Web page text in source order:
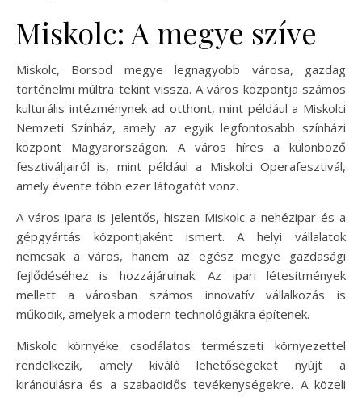
Miskolc: A megye szíve
Miskolc, Borsod megye legnagyobb városa, gazdag
történelmi múltra tekint vissza. A város központja számos
kulturális intézménynek ad otthont, mint például a Miskolci
Nemzeti Színház, amely az egyik legfontosabb színházi
központ Magyarországon. A város híres a különböző
fesztiváljairól is, mint például a Miskolci Operafesztivál,
amely évente több ezer látogatót vonz.
A város ipara is jelentős, hiszen Miskolc a nehézipar és a
gépgyártás központjaként ismert. A helyi vállalatok
nemcsak a város, hanem az egész megye gazdasági
fejlődéséhez is hozzájárulnak. Az ipari létesítmények
mellett a városban számos innovatív vállalkozás is
működik, amelyek a modern technológiákra építenek.
Miskolc környéke csodálatos természeti környezettel
rendelkezik, amely kiváló lehetőségeket nyújt a
kirándulásra és a szabadidős tevékenységekre. A közeli